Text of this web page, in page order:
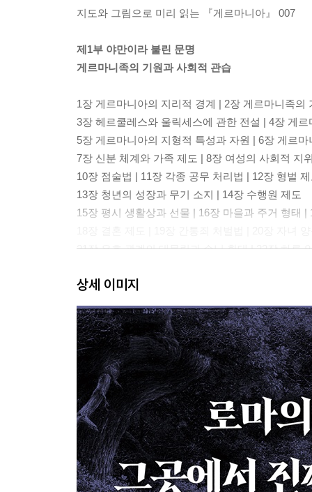
지도와 그림으로 미리 읽는 『게르마니아』 007
제1부 야만이라 불린 문명
게르마니족의 기원과 사회적 관습
1장 게르마니아의 지리적 경계 | 2장 게르마니족의
3장 헤르쿨레스와 울릭세스에 관한 전설 | 4장 게
5장 게르마니아의 지형적 특성과 자원 | 6장 게르
7장 신분 체계와 가족 제도 | 8장 여성의 사회적 지
10장 점술법 | 11장 각종 공무 처리법 | 12장 형벌
13장 청년의 성장과 무기 소지 | 14장 수행원 제도
15장 평시 생활상과 선물 | 16장 마을과 주거 형태 |
21장 우호 관계의 대물림과 손님 환대 | 22장 하루
26장 고리대금업과 토지 분배 | 27장 장례 절차와
제2부 칼로도 지우지 못한 이름들
주요 게르마니 부족의 지리와 개별적 특징
28장 게르마니족과 갈리족 | 29장 바타비족과 마티
30장 카티족의 영토와 특성 | 31장 카티족의 특이
32장 우시피족과 텐크테리족 | 33장 브룩테리족 |
35장 카우키족 | 36장 케루스키족 | 37장 킴브리족 |
39장 셈노네스족 | 40장 랑고바르디족과 그 밖의
41장 헤르문두리족 | 42장 마르코마니족과 콰디족
44장 수이오네스족 | 45장 아이스티이족 | 46장 동
상세 이미지